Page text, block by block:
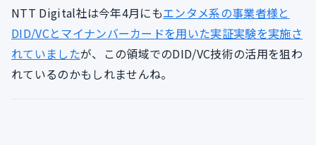
NTT Digital社は今年4月にもエンタメ系の事業者様と
DID/VCとマイナンバーカードを用いた実証実験を実施さ
れていましたが、この領域でのDID/VC技術の活用を狙わ
れているのかもしれませんね。